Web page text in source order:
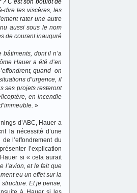
C’est son boulot de
dire les viscères, les
rater une autre
aussi sous le nom
de courant inauguré
dont il n’a
Hauer a été d’en
quand on
d’urgence, il
ses projets resteront
en incendie
»
d’ABC, Hauer a
la nécessité d’une
l’effondrement du
l’explication
si « cela aurait
l’avion, et le fait que
eu un effet sur la
Et je pense,